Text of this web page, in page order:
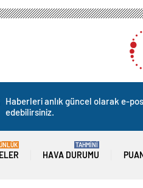
Haberleri anlık güncel olarak e-
edebilirsiniz.
HAVA DURUMU
TAHMİNİ